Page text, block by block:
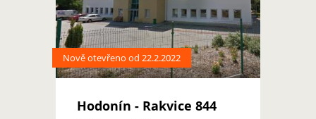
Nově otevřeno od 22.2.2022
Hodonín - Rakvice 844